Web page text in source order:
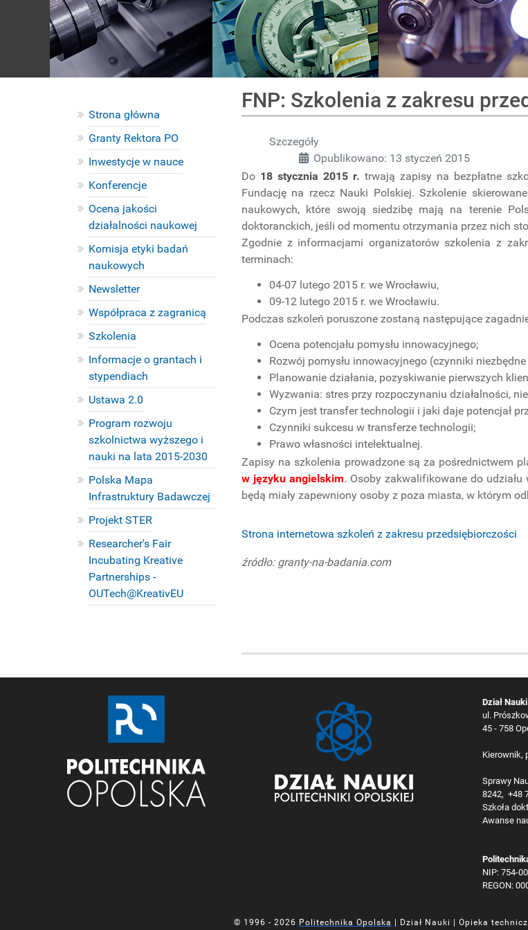
PROJEKTY
Strona główna
Granty Rektora PO
Inwestycje w nauce
Konferencje
Ocena jakości
działalności naukowej
Komisja etyki badań
naukowych
Newsletter
Współpraca z zagranicą
Szkolenia
Informacje o grantach i
stypendiach
Ustawa 2.0
Program rozwoju
szkolnictwa wyższego i
nauki na lata 2015-2030
Polska Mapa
Infrastruktury Badawczej
Projekt STER
Researcher's Fair
Incubating Kreative
Partnerships -
OUTech@KreativEU
FNP: Szkolenia z zakresu
Szczegóły
Opublikowano: 13 styczeń 2015
Do 18 stycznia 2015 r. trwają zapisy na bezpłatne
Fundację na rzecz Nauki Polskiej. Szkolenie
naukowych, które swoją siedzibę mają na terenie
doktoranckich, jeśli od momentu otrzymania przez nich
Zgodnie z informacjami organizatorów szkolenia z
terminach:
04-07 lutego 2015 r. we Wrocławiu,
09-12 lutego 2015 r. we Wrocławiu.
Podczas szkoleń poruszone zostaną następujące
Ocena potencjału pomysłu innowacyjnego;
Rozwój pomysłu innowacyjnego (czynniki
Planowanie działania, pozyskiwanie pierwszych
Wyzwania: stres przy rozpoczynaniu działalności,
Czym jest transfer technologii i jaki daje potencjał
Czynniki sukcesu w transferze technologii;
Prawo własności intelektualnej.
Zapisy na szkolenia prowadzone są za pośrednictwem
w języku angielskim. Osoby zakwalifikowane do udziału
będą miały zapewniony osoby z poza miasta, w którym
Strona internetowa szkoleń z zakresu przedsiębiorczości
źródło: granty-na-badania.com
Dział Nauki
ul.
45 - 758
Kierownik,
Sprawy
8242, +48
Szkoła
Awanse
NIP: 754-
REGON:
© 1996 - 2026 Politechnika Opolska | Dział Nauki | Opieka